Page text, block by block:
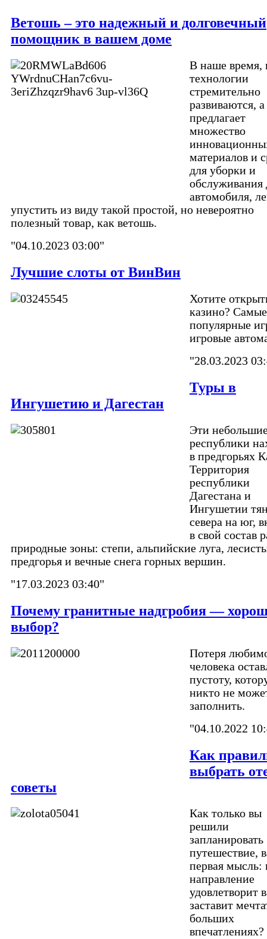
Ветошь – это надежный и долговечный
помощник в вашем доме
В наше время,
технологии
стремительно
развиваются,
предлагает
множество
материалов и
для уборки и
обслуживания
автомобиля,
упустить из виду такой простой, но невероятно
полезный товар, как ветошь.
"04.10.2023 03:00"
Лучшие слоты от ВинВин
Хотите
казино? Самые
популярные
игровые
"28.03.2023
Туры в
Ингушетию и Дагестан
Эти
республики
в предгорьях
Территория
республики
Дагестана и
Ингушетии
севера на юг,
в свой состав
природные зоны: степи, альпийские луга,
предгорья и вечные снега горных вершин.
"17.03.2023 03:40"
Почему гранитные надгробия —
выбор?
Потеря
человека
пустоту,
никто не
заполнить.
"04.10.2022
Как
выбрать
советы
Как только вы
решили
запланировать
путешествие,
первая мысль:
направление
удовлетворит
заставит
больших
впечатлениях?